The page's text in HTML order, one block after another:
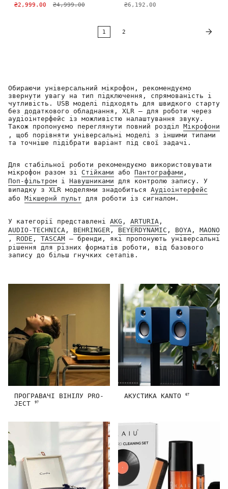
₴2,999.00
₴4,999.00
₴6,192.00
1 2
Обираючи універсальний мікрофон, рекомендуємо
звернути увагу на тип підключення, спрямованість і
чутливість. USB моделі підходять для швидкого старту
без додаткового обладнання, XLR — для роботи через
аудіоінтерфейс із можливістю налаштування звуку.
Також пропонуємо переглянути повний розділ Мікрофони
, щоб порівняти універсальні моделі з іншими типами
та точніше підібрати варіант під свої задачі.
Для стабільної роботи рекомендуємо використовувати
мікрофон разом зі Стійками або Пантографами ,
Поп-фільтром і Навушниками для контролю запису. У
випадку з XLR моделями знадобиться Аудіоінтерфейс
або Мікшернй пульт для роботи із сигналом.
У категорії представлені AKG , ARTURIA ,
AUDIO-TECHNICA , BEHRINGER , BEYERDYNAMIC , BOYA , MAONO
, RODE , TASCAM — бренди, які пропонують універсальні
рішення для різних форматів роботи, від базового
запису до більш гнучких сетапів.
ПРОГРАВАЧІ ВІНІЛУ PRO-
JECT
97
АКУСТИКА KANTO 67